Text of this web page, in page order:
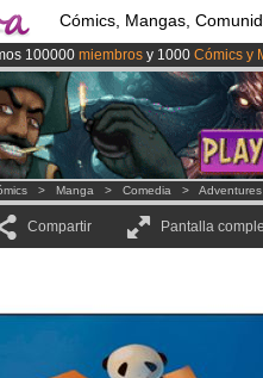
Cómics, Mangas,
100000 miembros y 1000 Cómics y
Amilova está desormado lanzado!.
en Premium por3.95 euros al mes!
> Manga > Comedia >
Compartir Pantalla